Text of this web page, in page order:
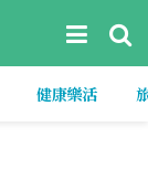
健康樂活